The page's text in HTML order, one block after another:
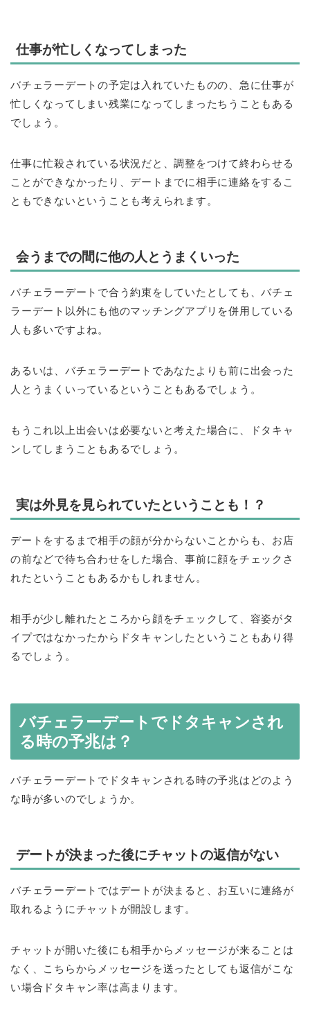
仕事が忙しくなってしまった
バチェラーデートの予定は入れていたものの、急に仕事が
忙しくなってしまい残業になってしまったちうこともある
でしょう。
仕事に忙殺されている状況だと、調整をつけて終わらせる
ことができなかったり、デートまでに相手に連絡をするこ
ともできないということも考えられます。
会うまでの間に他の人とうまくいった
バチェラーデートで合う約束をしていたとしても、バチェ
ラーデート以外にも他のマッチングアプリを併用している
人も多いですよね。
あるいは、バチェラーデートであなたよりも前に出会った
人とうまくいっているということもあるでしょう。
もうこれ以上出会いは必要ないと考えた場合に、ドタキャ
ンしてしまうこともあるでしょう。
実は外見を見られていたということも！？
デートをするまで相手の顔が分からないことからも、お店
の前などで待ち合わせをした場合、事前に顔をチェックさ
れたということもあるかもしれません。
相手が少し離れたところから顔をチェックして、容姿がタ
イプではなかったからドタキャンしたということもあり得
るでしょう。
バチェラーデートでドタキャンされ
る時の予兆は？
バチェラーデートでドタキャンされる時の予兆はどのよう
な時が多いのでしょうか。
デートが決まった後にチャットの返信がない
バチェラーデートではデートが決まると、お互いに連絡が
取れるようにチャットが開設します。
チャットが開いた後にも相手からメッセージが来ることは
なく、こちらからメッセージを送ったとしても返信がこな
い場合ドタキャン率は高まります。